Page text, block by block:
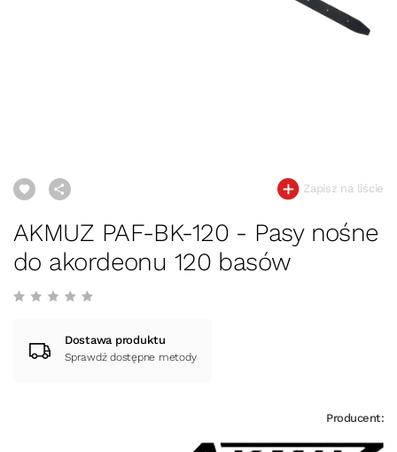
Zapisz na liście
AKMUZ PAF-BK-120 - Pasy nośne
do akordeonu 120 basów
Dostawa produktu
Sprawdź dostępne metody
Producent: